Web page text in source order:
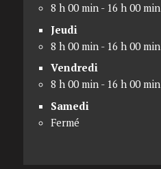
8 h 00 min - 16 h 00 min
Jeudi
8 h 00 min - 16 h 00 min
Vendredi
8 h 00 min - 16 h 00 min
Samedi
Fermé